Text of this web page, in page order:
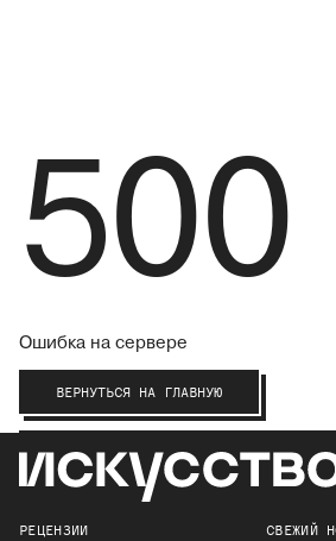
500
Ошибка на сервере
ВЕРНУТЬСЯ НА ГЛАВНУЮ
РЕЦЕНЗИИ
СВЕЖИЙ